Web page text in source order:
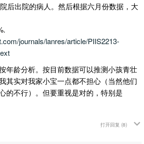
后出院的病人。然后根据六月份数据，大
journals/lanres/article/PIIS2213-
年龄分析。按目前数据可以推测小孩青壮
其实对我家小宝一点都不担心（当然他们
的不行）。但要重视是对的，特别是
打开回复 (8)